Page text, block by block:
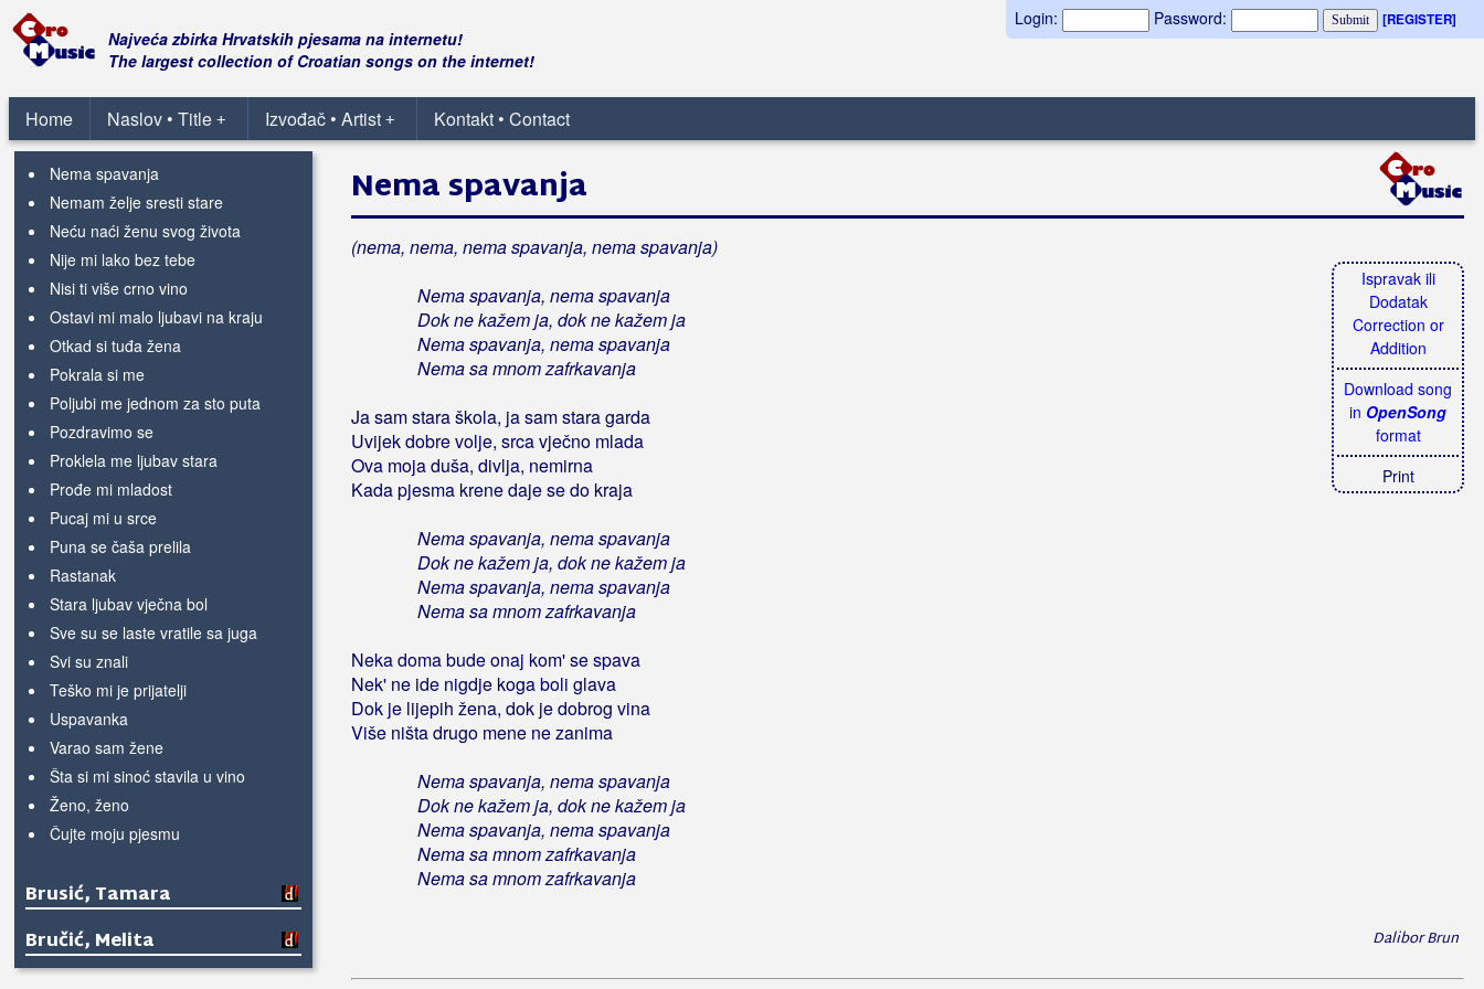
Login: Password: [REGISTER]
Najveća zbirka Hrvatskih pjesama na internetu!
The largest collection of Croatian songs on the internet!
Home +
Naslov • Title +
Izvođač • Artist Kontakt • Contact
Moj život je tužna priča
Mrzim te, a ne mogu bez tebe
Neka neka nek se zna
Neka si
Nema spavanja
Nemam želje sresti stare
Neću naći ženu svog života
Nije mi lako bez tebe
Nisi ti više crno vino
Ostavi mi malo ljubavi na kraju
Otkad si tuđa žena
Pokrala si me
Poljubi me jednom za sto puta
Pozdravimo se
Proklela me ljubav stara
Prođe mi mladost
Pucaj mi u srce
Puna se čaša prelila
Rastanak
Stara ljubav vječna bol
Sve su se laste vratile sa juga
Svi su znali
Teško mi je prijatelji
Uspavanka
Varao sam žene
Šta si mi sinoć stavila u vino
Ženo, ženo
Čujte moju pjesmu
Brusić, Tamara
Bručić, Melita
Ispravak ili
Dodatak
Correction or
Addition
Download song
in OpenSong
format
Print
Nema spavanja
(nema, nema, nema spavanja, nema spavanja)
Nema spavanja, nema spavanja
Dok ne kažem ja, dok ne kažem ja
Nema spavanja, nema spavanja
Nema sa mnom zafrkavanja
Ja sam stara škola, ja sam stara garda
Uvijek dobre volje, srca vječno mlada
Ova moja duša, divlja, nemirna
Kada pjesma krene daje se do kraja
Nema spavanja, nema spavanja
Dok ne kažem ja, dok ne kažem ja
Nema spavanja, nema spavanja
Nema sa mnom zafrkavanja
Neka doma bude onaj kom' se spava
Nek' ne ide nigdje koga boli glava
Dok je lijepih žena, dok je dobrog vina
Više ništa drugo mene ne zanima
Nema spavanja, nema spavanja
Dok ne kažem ja, dok ne kažem ja
Nema spavanja, nema spavanja
Nema sa mnom zafrkavanja
Nema sa mnom zafrkavanja
Dalibor Brun